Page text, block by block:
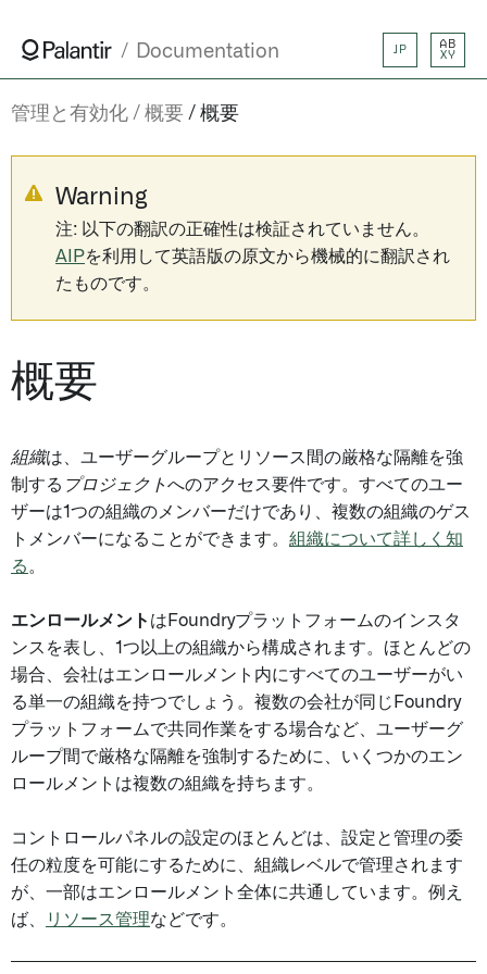
Documentation JP
AB
XY
管理と有効化 概要 概要
Warning
注: 以下の翻訳の正確性は検証されていません。
AIPを利用して英語版の原文から機械的に翻訳され
たものです。
概要
組織は、ユーザーグループとリソース間の厳格な隔離を強
制する プロジェクトへのアクセス要件です。すべてのユー
ザーは1つの組織のメンバーだけであり、複数の組織のゲス
トメンバーになることができます。 組織について詳しく知
る 。
エンロールメント はFoundryプラットフォームのインスタ
ンスを表し、1つ以上の組織から構成されます。ほとんどの
場合、会社はエンロールメント内にすべてのユーザーがい
る単一の組織を持つでしょう。複数の会社が同じFoundry
プラットフォームで共同作業をする場合など、ユーザーグ
ループ間で厳格な隔離を強制するために、いくつかのエン
ロールメントは複数の組織を持ちます。
コントロールパネルの設定のほとんどは、設定と管理の委
任の粒度を可能にするために、組織レベルで管理されます
が、一部はエンロールメント全体に共通しています。例え
ば、
リソース管理などです。